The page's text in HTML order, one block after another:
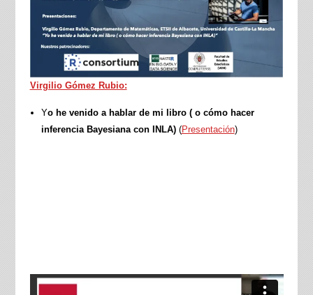
Virgilio Gómez Rubio:
Yo he venido a hablar de mi libro ( o cómo hacer
inferencia Bayesiana con INLA)(Presentación)